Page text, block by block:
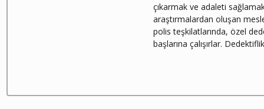
çıkarmak ve adaleti
araştırmalardan oluşan
polis teşkilatlarında, özel
başlarına çalışırlar.